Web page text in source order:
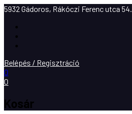
5932 Gádoros, Rákóczi Ferenc utca 54.
Belépés / Regisztráció
0
0
Kosár